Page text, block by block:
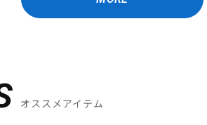
オススメアイテム